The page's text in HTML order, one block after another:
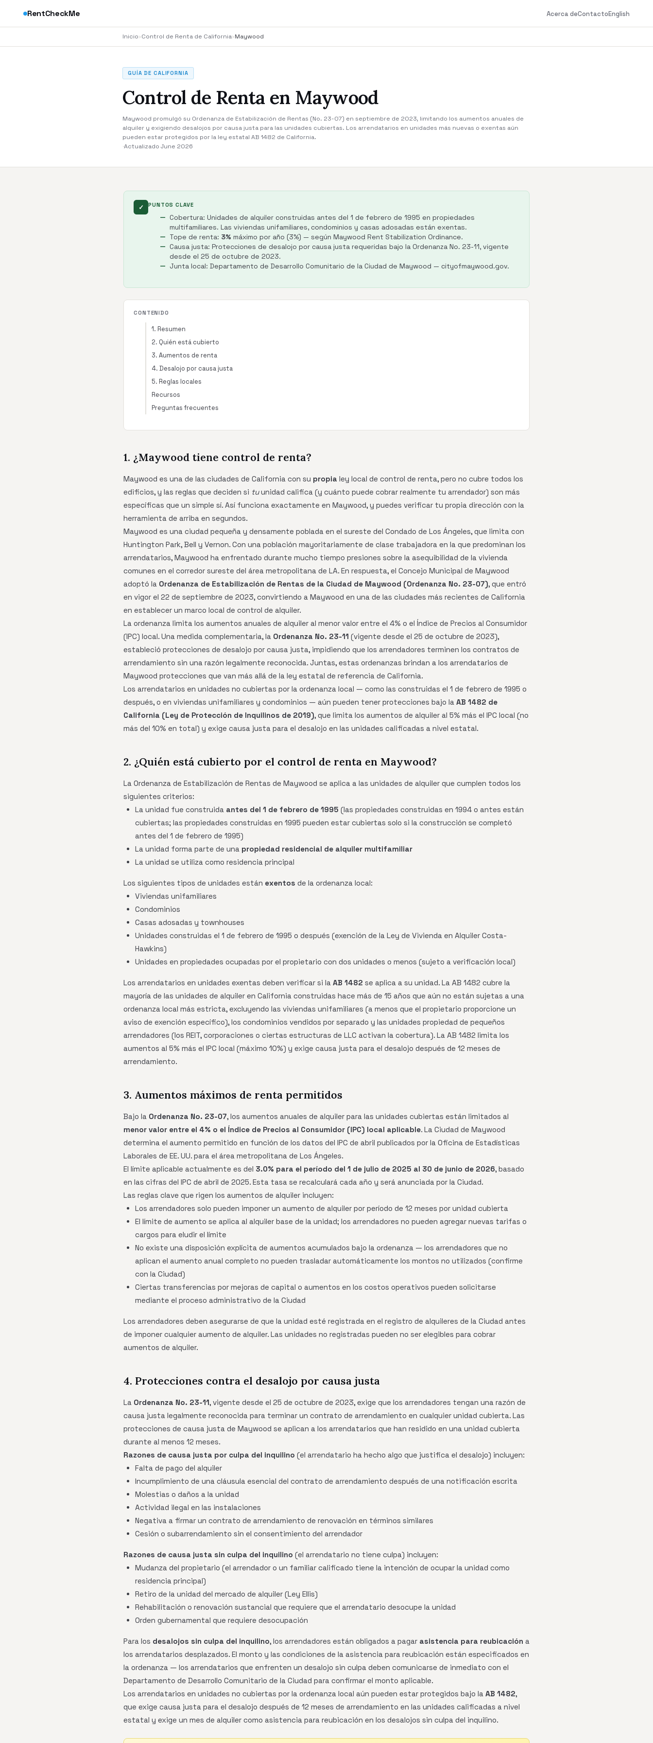
RentCheckMe Acerca deContactoEnglish
Inicio›Control de Renta de California›Maywood
GUÍA DE CALIFORNIA
Control de Renta en Maywood
Maywood promulgó su Ordenanza de Estabilización de Rentas (No. 23-07) en septiembre de 2023, limitando los aumentos anuales de
alquiler y exigiendo desalojos por causa justa para las unidades cubiertas. Los arrendatarios en unidades más nuevas o exentas aún
pueden estar protegidos por la ley estatal AB 1482 de California.
·Actualizado June 2026
✓ PUNTOS CLAVE
Cobertura: Unidades de alquiler construidas antes del 1 de febrero de 1995 en propiedades
multifamiliares. Las viviendas unifamiliares, condominios y casas adosadas están exentas.
Tope de renta: 3% máximo por año (3%) — según Maywood Rent Stabilization Ordinance.
Causa justa: Protecciones de desalojo por causa justa requeridas bajo la Ordenanza No. 23-11, vigente
desde el 25 de octubre de 2023.
Junta local: Departamento de Desarrollo Comunitario de la Ciudad de Maywood — cityofmaywood.gov.
CONTENIDO
1. Resumen
2. Quién está cubierto
3. Aumentos de renta
4. Desalojo por causa justa
5. Reglas locales
Recursos
Preguntas frecuentes
1. ¿Maywood tiene control de renta?
Maywood es una de las ciudades de California con su propia ley local de control de renta, pero no cubre todos los
edificios, y las reglas que deciden si tuunidad califica (y cuánto puede cobrar realmente tu arrendador) son más
específicas que un simple sí. Así funciona exactamente en Maywood, y puedes verificar tu propia dirección con la
herramienta de arriba en segundos.
Maywood es una ciudad pequeña y densamente poblada en el sureste del Condado de Los Ángeles, que limita con
Huntington Park, Bell y Vernon. Con una población mayoritariamente de clase trabajadora en la que predominan los
arrendatarios, Maywood ha enfrentado durante mucho tiempo presiones sobre la asequibilidad de la vivienda
comunes en el corredor sureste del área metropolitana de LA. En respuesta, el Concejo Municipal de Maywood
adoptó la Ordenanza de Estabilización de Rentas de la Ciudad de Maywood (Ordenanza No. 23-07), que entró
en vigor el 22 de septiembre de 2023, convirtiendo a Maywood en una de las ciudades más recientes de California
en establecer un marco local de control de alquiler.
La ordenanza limita los aumentos anuales de alquiler al menor valor entre el 4% o el Índice de Precios al Consumidor
(IPC) local. Una medida complementaria, la Ordenanza No. 23-11 (vigente desde el 25 de octubre de 2023),
estableció protecciones de desalojo por causa justa, impidiendo que los arrendadores terminen los contratos de
arrendamiento sin una razón legalmente reconocida. Juntas, estas ordenanzas brindan a los arrendatarios de
Maywood protecciones que van más allá de la ley estatal de referencia de California.
Los arrendatarios en unidades no cubiertas por la ordenanza local — como las construidas el 1 de febrero de 1995 o
después, o en viviendas unifamiliares y condominios — aún pueden tener protecciones bajo la AB 1482 de
California (Ley de Protección de Inquilinos de 2019), que limita los aumentos de alquiler al 5% más el IPC local (no
más del 10% en total) y exige causa justa para el desalojo en las unidades calificadas a nivel estatal.
2. ¿Quién está cubierto por el control de renta en Maywood?
La Ordenanza de Estabilización de Rentas de Maywood se aplica a las unidades de alquiler que cumplen todos los
siguientes criterios:
La unidad fue construida antes del 1 de febrero de 1995 (las propiedades construidas en 1994 o antes están
cubiertas; las propiedades construidas en 1995 pueden estar cubiertas solo si la construcción se completó
antes del 1 de febrero de 1995)
La unidad forma parte de una propiedad residencial de alquiler multifamiliar
La unidad se utiliza como residencia principal
Los siguientes tipos de unidades están exentos de la ordenanza local:
Viviendas unifamiliares
Condominios
Casas adosadas y townhouses
Unidades construidas el 1 de febrero de 1995 o después (exención de la Ley de Vivienda en Alquiler Costa-
Hawkins)
Unidades en propiedades ocupadas por el propietario con dos unidades o menos (sujeto a verificación local)
Los arrendatarios en unidades exentas deben verificar si la AB 1482 se aplica a su unidad. La AB 1482 cubre la
mayoría de las unidades de alquiler en California construidas hace más de 15 años que aún no están sujetas a una
ordenanza local más estricta, excluyendo las viviendas unifamiliares (a menos que el propietario proporcione un
aviso de exención específico), los condominios vendidos por separado y las unidades propiedad de pequeños
arrendadores (los REIT, corporaciones o ciertas estructuras de LLC activan la cobertura). La AB 1482 limita los
aumentos al 5% más el IPC local (máximo 10%) y exige causa justa para el desalojo después de 12 meses de
arrendamiento.
3. Aumentos máximos de renta permitidos
Bajo la Ordenanza No. 23-07, los aumentos anuales de alquiler para las unidades cubiertas están limitados al
menor valor entre el 4% o el Índice de Precios al Consumidor (IPC) local aplicable. La Ciudad de Maywood
determina el aumento permitido en función de los datos del IPC de abril publicados por la Oficina de Estadísticas
Laborales de EE. UU. para el área metropolitana de Los Ángeles.
El límite aplicable actualmente es del 3.0% para el período del 1 de julio de 2025 al 30 de junio de 2026, basado
en las cifras del IPC de abril de 2025. Esta tasa se recalculará cada año y será anunciada por la Ciudad.
Las reglas clave que rigen los aumentos de alquiler incluyen:
Los arrendadores solo pueden imponer un aumento de alquiler por período de 12 meses por unidad cubierta
El límite de aumento se aplica al alquiler base de la unidad; los arrendadores no pueden agregar nuevas tarifas o
cargos para eludir el límite
No existe una disposición explícita de aumentos acumulados bajo la ordenanza — los arrendadores que no
aplican el aumento anual completo no pueden trasladar automáticamente los montos no utilizados (confirme
con la Ciudad)
Ciertas transferencias por mejoras de capital o aumentos en los costos operativos pueden solicitarse
mediante el proceso administrativo de la Ciudad
Los arrendadores deben asegurarse de que la unidad esté registrada en el registro de alquileres de la Ciudad antes
de imponer cualquier aumento de alquiler. Las unidades no registradas pueden no ser elegibles para cobrar
aumentos de alquiler.
4. Protecciones contra el desalojo por causa justa
La Ordenanza No. 23-11, vigente desde el 25 de octubre de 2023, exige que los arrendadores tengan una razón de
causa justa legalmente reconocida para terminar un contrato de arrendamiento en cualquier unidad cubierta. Las
protecciones de causa justa de Maywood se aplican a los arrendatarios que han residido en una unidad cubierta
durante al menos 12 meses.
Razones de causa justa por culpa del inquilino (el arrendatario ha hecho algo que justifica el desalojo) incluyen:
Falta de pago del alquiler
Incumplimiento de una cláusula esencial del contrato de arrendamiento después de una notificación escrita
Molestias o daños a la unidad
Actividad ilegal en las instalaciones
Negativa a firmar un contrato de arrendamiento de renovación en términos similares
Cesión o subarrendamiento sin el consentimiento del arrendador
Razones de causa justa sin culpa del inquilino (el arrendatario no tiene culpa) incluyen:
Mudanza del propietario (el arrendador o un familiar calificado tiene la intención de ocupar la unidad como
residencia principal)
Retiro de la unidad del mercado de alquiler (Ley Ellis)
Rehabilitación o renovación sustancial que requiere que el arrendatario desocupe la unidad
Orden gubernamental que requiere desocupación
Para los desalojos sin culpa del inquilino, los arrendadores están obligados a pagar asistencia para reubicación a
los arrendatarios desplazados. El monto y las condiciones de la asistencia para reubicación están especificados en
la ordenanza — los arrendatarios que enfrenten un desalojo sin culpa deben comunicarse de inmediato con el
Departamento de Desarrollo Comunitario de la Ciudad para confirmar el monto aplicable.
Los arrendatarios en unidades no cubiertas por la ordenanza local aún pueden estar protegidos bajo la AB 1482,
que exige causa justa para el desalojo después de 12 meses de arrendamiento en las unidades calificadas a nivel
estatal y exige un mes de alquiler como asistencia para reubicación en los desalojos sin culpa del inquilino.